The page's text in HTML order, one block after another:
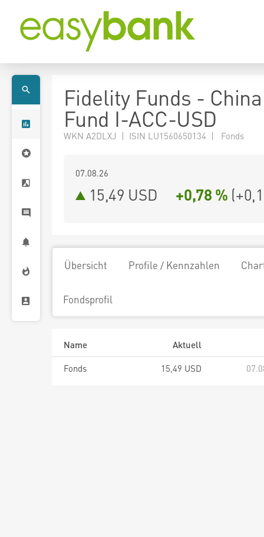
Fidelity Funds -
Fund I-ACC-USD
WKN A2DLXJ | ISIN LU1560650134 | Fonds
07.08.26
15,49 USD +0,78 % (
Übersicht Profile / Kennzahlen
Fondsprofil
Name
Aktuell
Fonds
15,49 USD